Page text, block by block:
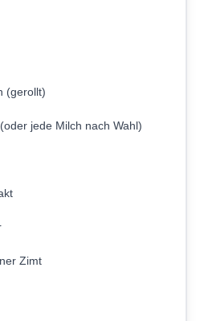
(gerollt)
jede Milch nach Wahl)
Zimt